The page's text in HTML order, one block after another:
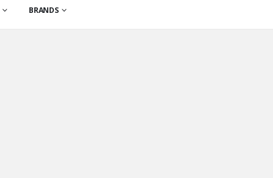
BRANDS